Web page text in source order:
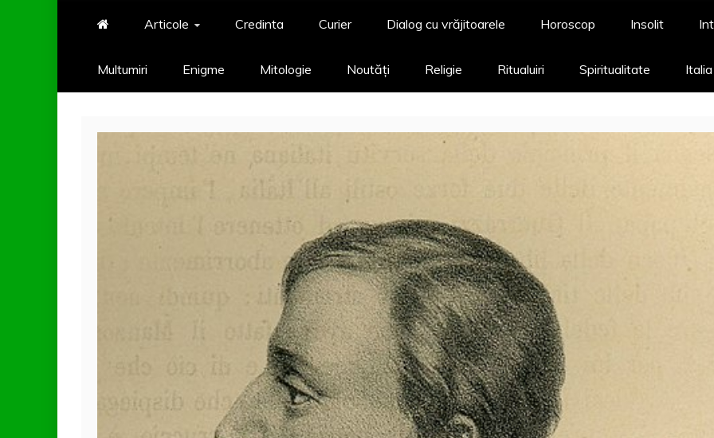
Articole Credinta Curier Dialog cu vrăjitoarele Horoscop Insolit
Multumiri Enigme Mitologie Noutăți Religie Ritualuiri Spiritualitate